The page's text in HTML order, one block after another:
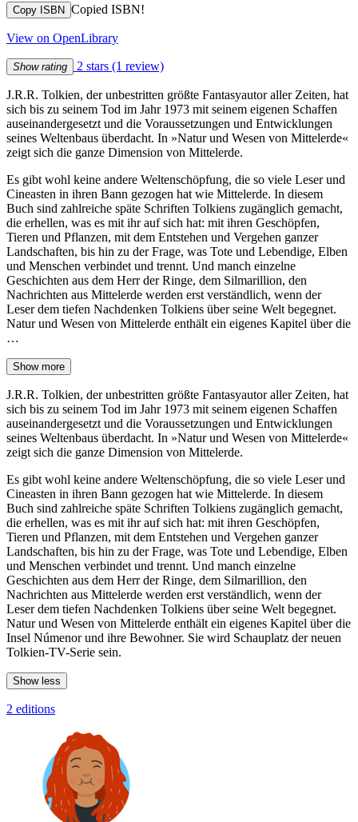
Copy ISBN Copied ISBN!
View on OpenLibrary
Show rating 2 stars (1 review)
J.R.R. Tolkien, der unbestritten größte Fantasyautor aller Zeiten, hat
sich bis zu seinem Tod im Jahr 1973 mit seinem eigenen Schaffen
auseinandergesetzt und die Voraussetzungen und Entwicklungen
seines Weltenbaus überdacht. In »Natur und Wesen von Mittelerde«
zeigt sich die ganze Dimension von Mittelerde.
Es gibt wohl keine andere Weltenschöpfung, die so viele Leser und
Cineasten in ihren Bann gezogen hat wie Mittelerde. In diesem
Buch sind zahlreiche späte Schriften Tolkiens zugänglich gemacht,
die erhellen, was es mit ihr auf sich hat: mit ihren Geschöpfen,
Tieren und Pflanzen, mit dem Entstehen und Vergehen ganzer
Landschaften, bis hin zu der Frage, was Tote und Lebendige, Elben
und Menschen verbindet und trennt. Und manch einzelne
Geschichten aus dem Herr der Ringe, dem Silmarillion, den
Nachrichten aus Mittelerde werden erst verständlich, wenn der
Leser dem tiefen Nachdenken Tolkiens über seine Welt begegnet.
Natur und Wesen von Mittelerde enthält ein eigenes Kapitel über die
…
Show more
J.R.R. Tolkien, der unbestritten größte Fantasyautor aller Zeiten, hat
sich bis zu seinem Tod im Jahr 1973 mit seinem eigenen Schaffen
auseinandergesetzt und die Voraussetzungen und Entwicklungen
seines Weltenbaus überdacht. In »Natur und Wesen von Mittelerde«
zeigt sich die ganze Dimension von Mittelerde.
Es gibt wohl keine andere Weltenschöpfung, die so viele Leser und
Cineasten in ihren Bann gezogen hat wie Mittelerde. In diesem
Buch sind zahlreiche späte Schriften Tolkiens zugänglich gemacht,
die erhellen, was es mit ihr auf sich hat: mit ihren Geschöpfen,
Tieren und Pflanzen, mit dem Entstehen und Vergehen ganzer
Landschaften, bis hin zu der Frage, was Tote und Lebendige, Elben
und Menschen verbindet und trennt. Und manch einzelne
Geschichten aus dem Herr der Ringe, dem Silmarillion, den
Nachrichten aus Mittelerde werden erst verständlich, wenn der
Leser dem tiefen Nachdenken Tolkiens über seine Welt begegnet.
Natur und Wesen von Mittelerde enthält ein eigenes Kapitel über die
Insel Númenor und ihre Bewohner. Sie wird Schauplatz der neuen
Tolkien-TV-Serie sein.
Show less
2 editions